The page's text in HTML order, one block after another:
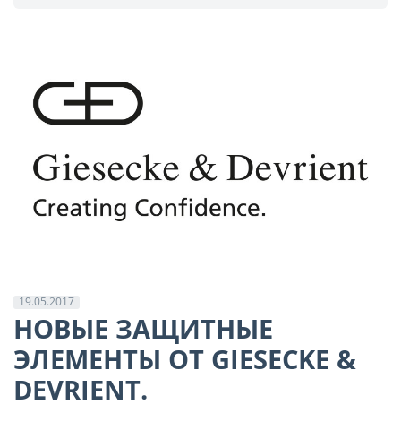
19.05.2017
НОВЫЕ ЗАЩИТНЫЕ
ЭЛЕМЕНТЫ ОТ GIESECKE &
DEVRIENT.